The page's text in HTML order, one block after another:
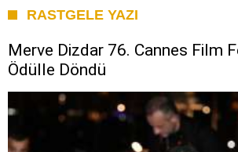
RASTGELE YAZI
Merve Dizdar 76. Cannes Film
Ödülle Döndü